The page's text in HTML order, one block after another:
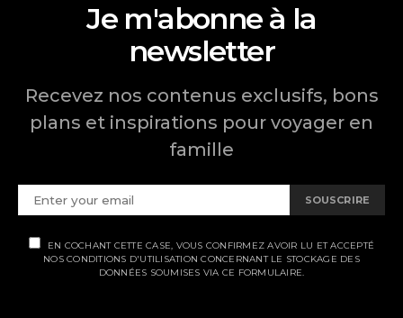
Je m'abonne à la
newsletter
Recevez nos contenus exclusifs, bons
plans et inspirations pour voyager en
famille
SOUSCRIRE
EN COCHANT CETTE CASE, VOUS CONFIRMEZ AVOIR LU ET ACCEPTÉ
NOS CONDITIONS D'UTILISATION CONCERNANT LE STOCKAGE DES
DONNÉES SOUMISES VIA CE FORMULAIRE.